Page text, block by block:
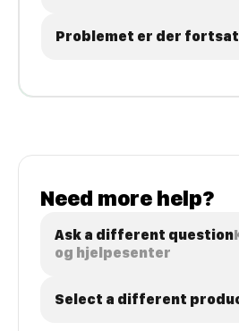
Problemet er der
Need more help?
Ask a different question
og hjelpesenter
Select a different